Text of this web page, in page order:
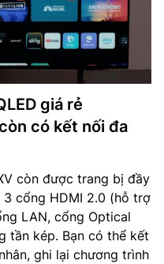
giá rẻ
có kết nối đa
còn được trang bị đầy
cổng HDMI 2.0 (hỗ trợ
LAN, cổng Optical
tần kép. Bạn có thể kết
ghi lại chương trình